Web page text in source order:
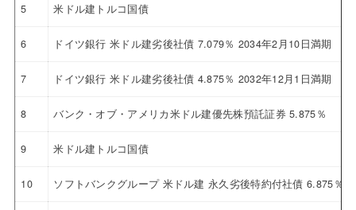
5 米ドル建トルコ国債
6 ドイツ銀行 米ドル建劣後社債 7.079％ 2034年2月10日満期
7 ドイツ銀行 米ドル建劣後社債 4.875％ 2032年12月1日満期
8 バンク・オブ・アメリカ米ドル建優先株預託証券 5.875％
9 米ドル建トルコ国債
10 ソフトバンクグループ 米ドル建 永久劣後特約付社債 6.875％